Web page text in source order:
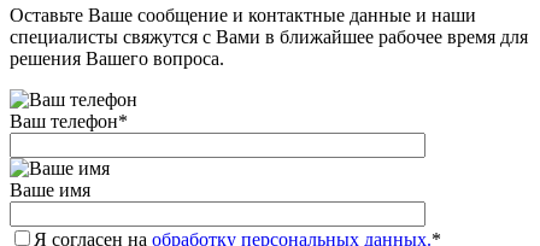
Оставьте Ваше сообщение и контактные данные и наши
специалисты свяжутся с Вами в ближайшее рабочее время для
решения Вашего вопроса.
Ваш телефон*
Ваше имя
Я согласен на обработку персональных данных.*